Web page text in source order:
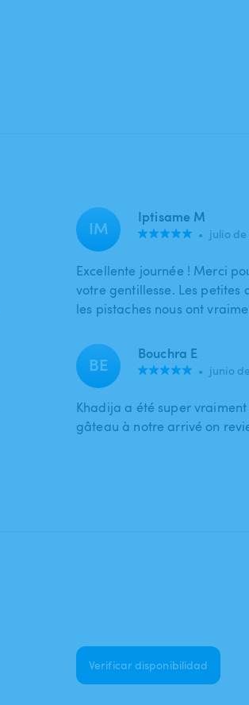
IM Iptisame M
• julio de
Excellente journée ! Merci
votre gentillesse. Les petites
les pistaches nous ont
BE Bouchra E
• junio
Khadija a été super
gâteau à notre arrivé on
Verificar disponibilidad